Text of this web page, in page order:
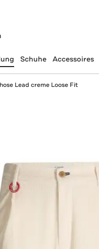
Schuhe Accessoires
Lead creme Loose Fit